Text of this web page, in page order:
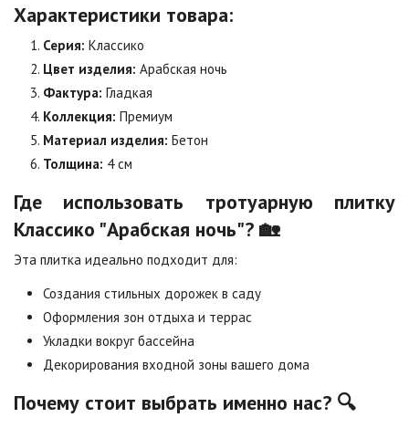
Особая серия
Цена по запросу
Сахара
Цена по запросу
Сомон
Цена по запросу
Сорренто
Цена по запросу
Стоун
Цена по запросу
Хаски
Цена по запросу
Характеристики товара:
Серия: Классико
Цвет изделия: Арабская ночь
Фактура: Гладкая
Коллекция: Премиум
Материал изделия: Бетон
Толщина: 4 см
Где использовать тротуарную плитку
Классико "Арабская ночь"? 🏡
Эта плитка идеально подходит для:
Создания стильных дорожек в саду
Оформления зон отдыха и террас
Укладки вокруг бассейна
Декорирования входной зоны вашего дома
Почему стоит выбрать именно нас? 🔍